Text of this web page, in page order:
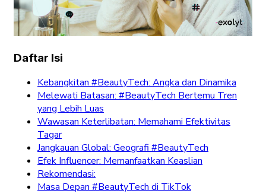
Daftar Isi
Kebangkitan #BeautyTech: Angka dan Dinamika
Melewati Batasan: #BeautyTech Bertemu Tren
yang Lebih Luas
Wawasan Keterlibatan: Memahami Efektivitas
Tagar
Jangkauan Global: Geografi #BeautyTech
Efek Influencer: Memanfaatkan Keaslian
Rekomendasi:
Masa Depan #BeautyTech di TikTok